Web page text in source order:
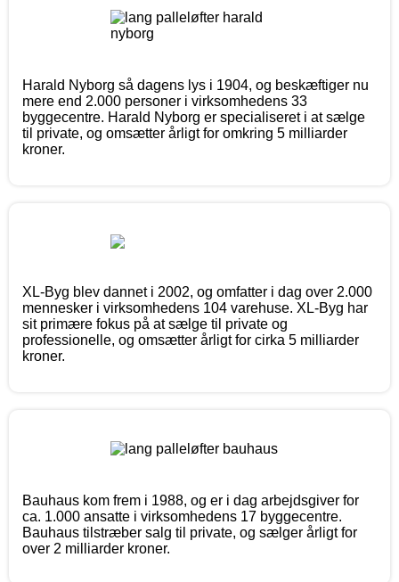
Harald Nyborg så dagens lys i 1904, og beskæftiger nu
mere end 2.000 personer i virksomhedens 33
byggecentre. Harald Nyborg er specialiseret i at sælge
til private, og omsætter årligt for omkring 5 milliarder
kroner.
XL-Byg blev dannet i 2002, og omfatter i dag over 2.000
mennesker i virksomhedens 104 varehuse. XL-Byg har
sit primære fokus på at sælge til private og
professionelle, og omsætter årligt for cirka 5 milliarder
kroner.
Bauhaus kom frem i 1988, og er i dag arbejdsgiver for
ca. 1.000 ansatte i virksomhedens 17 byggecentre.
Bauhaus tilstræber salg til private, og sælger årligt for
over 2 milliarder kroner.